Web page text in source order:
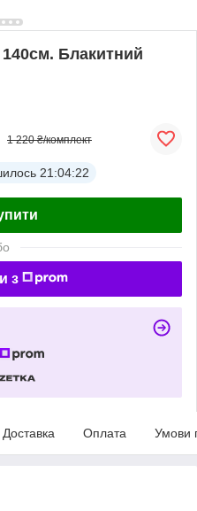
Блакитний
1 220 ₴/комплект
21:04:22
з
Доставка Оплата Умови